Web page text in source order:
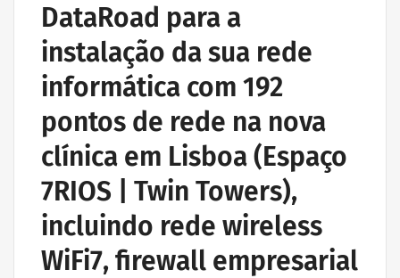
DataRoad para a
instalação da sua rede
informática com 192
pontos de rede na nova
clínica em Lisboa (Espaço
7RIOS | Twin Towers),
incluindo rede wireless
WiFi7, firewall empresarial